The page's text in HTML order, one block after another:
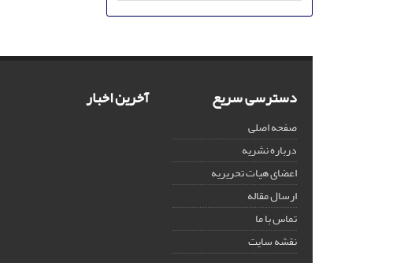
دسترسی سریع
صفحه اصلی
درباره نشریه
اعضای هیات تحریریه
ارسال مقاله
تماس با ما
نقشه سایت
آخرین اخبار